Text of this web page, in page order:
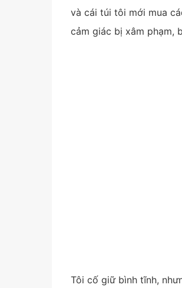
và cái túi tôi mới mua
cảm giác bị xâm phạm,
Tôi cố giữ bình tĩnh,